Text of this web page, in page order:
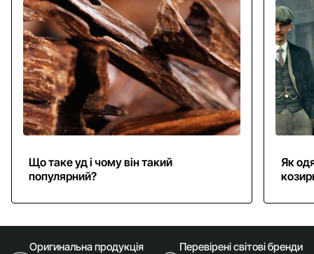
Що таке уд і чому він такий
популярний?
Як
Оригинальна продукція Перевірені світові бренди